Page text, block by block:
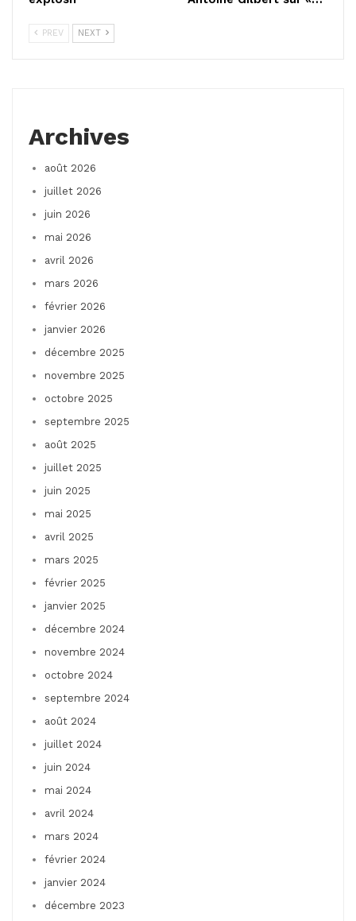
PREV NEXT
Archives
août 2026
juillet 2026
juin 2026
mai 2026
avril 2026
mars 2026
février 2026
janvier 2026
décembre 2025
novembre 2025
octobre 2025
septembre 2025
août 2025
juillet 2025
juin 2025
mai 2025
avril 2025
mars 2025
février 2025
janvier 2025
décembre 2024
novembre 2024
octobre 2024
septembre 2024
août 2024
juillet 2024
juin 2024
mai 2024
avril 2024
mars 2024
février 2024
janvier 2024
décembre 2023